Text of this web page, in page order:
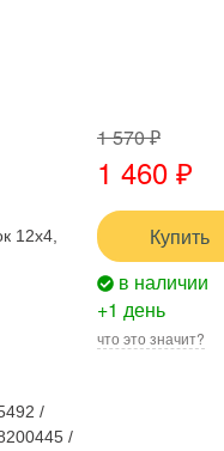
12x4,
/
/
1 570 ₽
1 460 ₽
Купить
в наличии
+1 день
что это значит?